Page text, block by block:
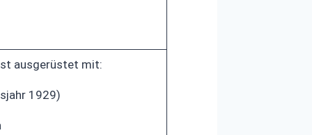
ausgerüstet mit:
1929)